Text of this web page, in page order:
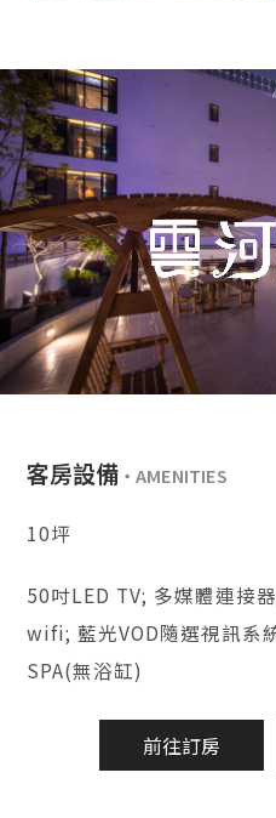
客房設備
10坪
50吋LED TV; 多媒體連接
wifi; 藍光VOD隨選視訊系
SPA(無浴缸)
前往訂房